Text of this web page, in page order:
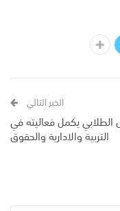
الخبر التالي
الطلابي يكمل فعاليته في
التربية والادارية والحقوق